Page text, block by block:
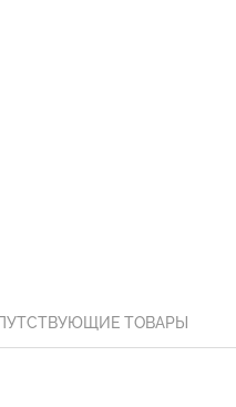
ТОВАРЫ